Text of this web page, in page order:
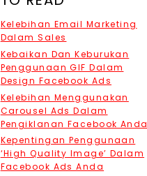
Kelebihan Email Marketing
Dalam Sales
Kebaikan Dan Keburukan
Penggunaan GIF Dalam
Design Facebook Ads
Kelebihan Menggunakan
Carousel Ads Dalam
Pengiklanan Facebook Anda
Kepentingan Penggunaan
‘High Quality Image’ Dalam
Facebook Ads Anda